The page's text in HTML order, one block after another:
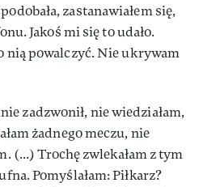
zastanawiałem się,
Jakoś mi się to udało.
nią powalczyć. Nie ukrywam
zadzwonił, nie wiedziałam,
żadnego meczu, nie
(...) Trochę zwlekałam z tym
Pomyślałam: Piłkarz?